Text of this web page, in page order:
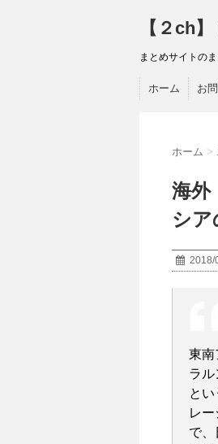
【２ch
まとめサイトの
ホーム お
ホーム >
海外
シア
2018/
東南
ラ
と
レ
で